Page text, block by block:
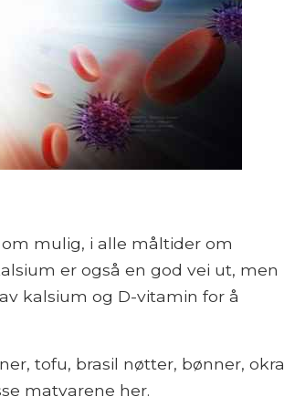
mulig, i alle måltider om
er også en god vei ut, men
kalsium og D-vitamin for å
tofu, brasil nøtter, bønner, okra
matvarene her.